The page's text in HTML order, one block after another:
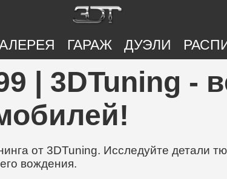
ГАРАЖ ДУЭЛИ
| 3DTuning -
от 3DTuning. Исследуйте детали
вождения.